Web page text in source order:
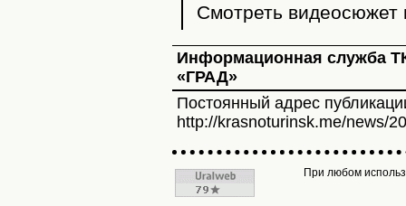
Смотреть
Информационная служба
«ГРАД»
Постоянный адрес
http://krasnoturinsk.me/news/
При любом